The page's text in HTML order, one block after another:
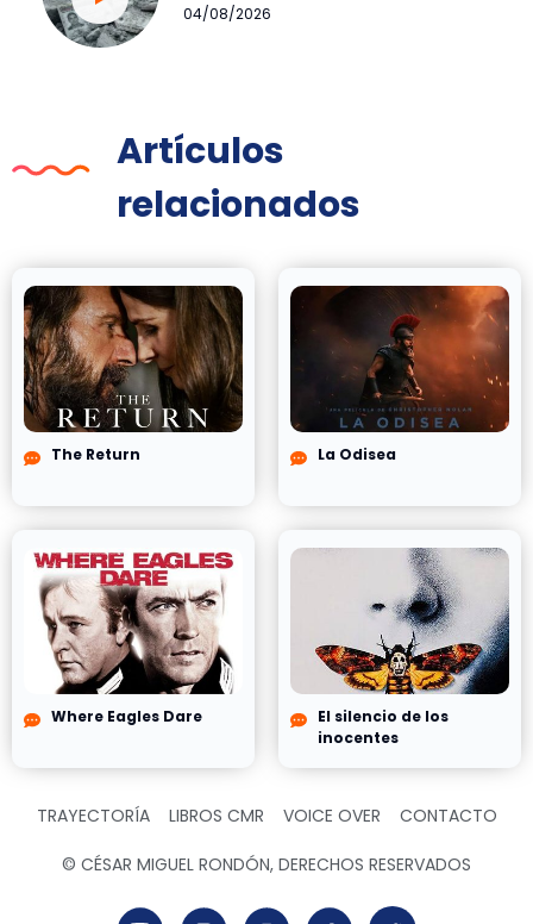
04/08/2026
Artículos
relacionados
The Return La Odisea
Where Eagles Dare
El silencio de los
inocentes
TRAYECTORÍA LIBROS CMR VOICE OVER CONTACTO
© CÉSAR MIGUEL RONDÓN, DERECHOS RESERVADOS